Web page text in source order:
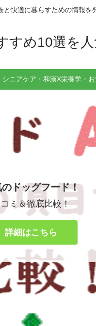
と快適に暮らすための情報を
すめ10選を
ニアケア・和漢X栄養学・
のドッグフード！
ミ＆徹底比較！
詳細はこちら